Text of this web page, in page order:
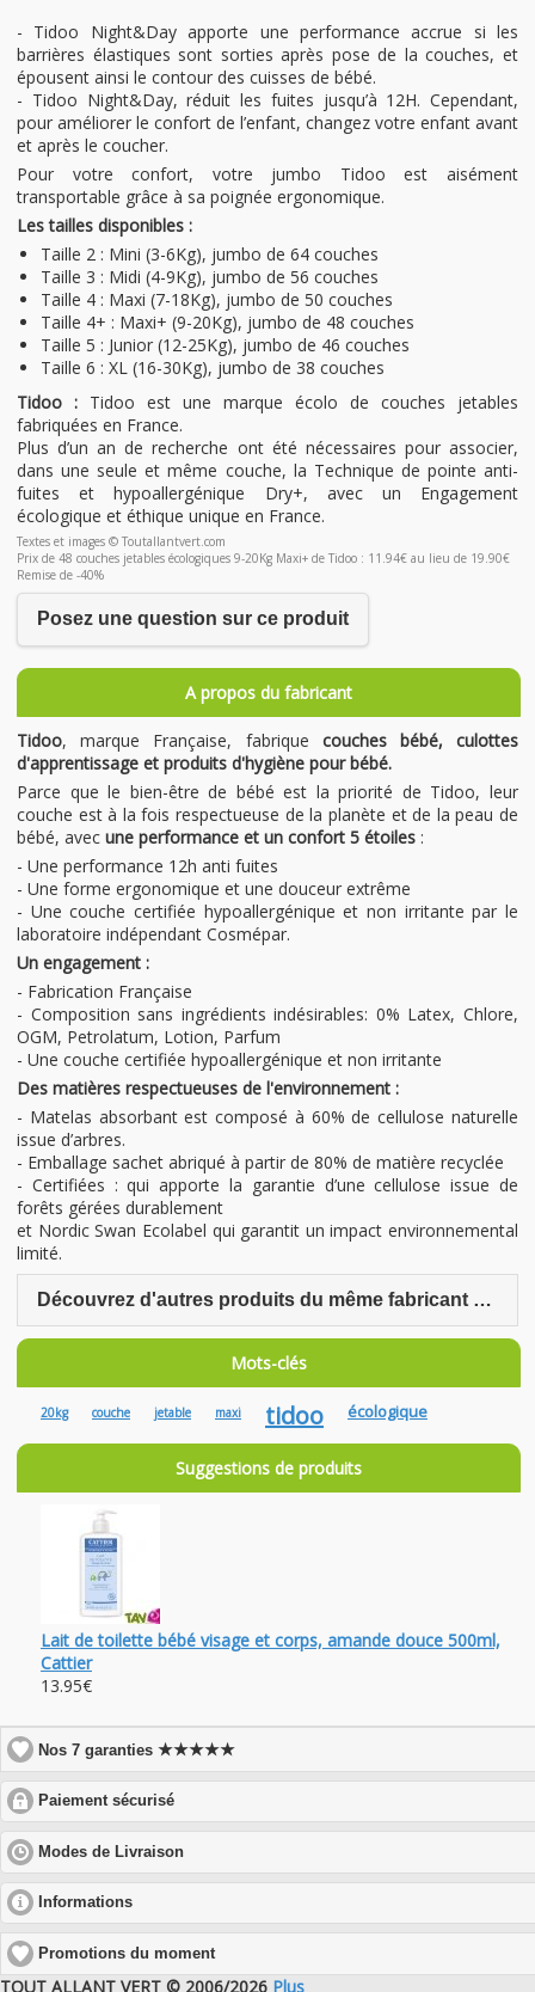
- Tidoo Night&Day apporte une performance accrue si les
barrières élastiques sont sorties après pose de la couches, et
épousent ainsi le contour des cuisses de bébé.
- Tidoo Night&Day, réduit les fuites jusqu’à 12H. Cependant,
pour améliorer le confort de l’enfant, changez votre enfant avant
et après le coucher.
Pour votre confort, votre jumbo Tidoo est aisément
transportable grâce à sa poignée ergonomique.
Les tailles disponibles :
Taille 2 : Mini (3-6Kg), jumbo de 64 couches
Taille 3 : Midi (4-9Kg), jumbo de 56 couches
Taille 4 : Maxi (7-18Kg), jumbo de 50 couches
Taille 4+ : Maxi+ (9-20Kg), jumbo de 48 couches
Taille 5 : Junior (12-25Kg), jumbo de 46 couches
Taille 6 : XL (16-30Kg), jumbo de 38 couches
Tidoo : Tidoo est une marque écolo de couches jetables
fabriquées en France.
Plus d’un an de recherche ont été nécessaires pour associer,
dans une seule et même couche, la Technique de pointe anti-
fuites et hypoallergénique Dry+, avec un Engagement
écologique et éthique unique en France.
Textes et images © Toutallantvert.com
Prix de 48 couches jetables écologiques 9-20Kg Maxi+ de Tidoo : 11.94€ au lieu de 19.90€
Remise de -40%
Posez une question sur ce produit
A propos du fabricant
Tidoo, marque Française, fabrique couches bébé, culottes
d'apprentissage et produits d'hygiène pour bébé.
Parce que le bien-être de bébé est la priorité de Tidoo, leur
couche est à la fois respectueuse de la planète et de la peau de
bébé, avec une performance et un confort 5 étoiles :
- Une performance 12h anti fuites
- Une forme ergonomique et une douceur extrême
- Une couche certifiée hypoallergénique et non irritante par le
laboratoire indépendant Cosmépar.
Un engagement :
- Fabrication Française
- Composition sans ingrédients indésirables: 0% Latex, Chlore,
OGM, Petrolatum, Lotion, Parfum
- Une couche certifiée hypoallergénique et non irritante
Des matières respectueuses de l'environnement :
- Matelas absorbant est composé à 60% de cellulose naturelle
issue d’arbres.
- Emballage sachet abriqué à partir de 80% de matière recyclée
- Certifiées : qui apporte la garantie d’une cellulose issue de
forêts gérées durablement
et Nordic Swan Ecolabel qui garantit un impact environnemental
limité.
Découvrez d'autres produits du même fabricant Tidoo
Mots-clés
20kg couche jetable maxi tidoo écologique
Suggestions de produits
Lait de toilette bébé visage et corps, amande douce 500ml,
Cattier
13.95€
Nos 7 garanties★★★★★
Paiement sécurisé
to
expand
Modes de Livraison
to
Informations
to
expand
Promotions du moment
TOUT ALLANT VERT © 2006/2026 Plus